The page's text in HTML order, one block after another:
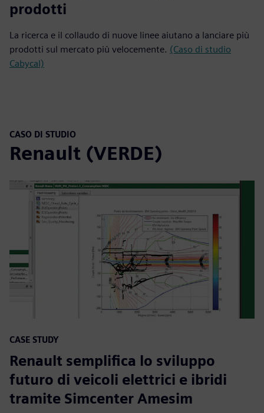
prodotti
La ricerca e il collaudo di nuove linee aiutano a lanciare più
prodotti sul mercato più velocemente. (Caso di studio
Cabycal)
CASO DI STUDIO
Renault (VERDE)
CASE STUDY
Renault semplifica lo sviluppo
futuro di veicoli elettrici e ibridi
tramite Simcenter Amesim